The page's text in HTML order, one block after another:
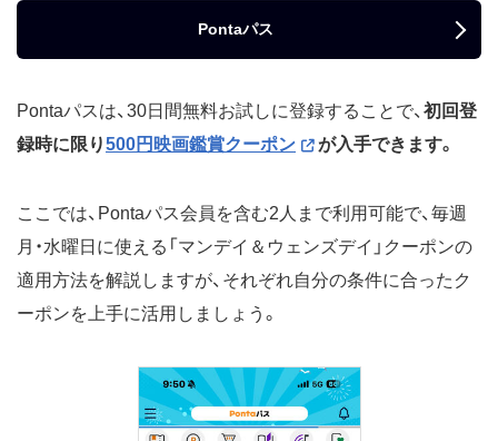
Pontaパス
Pontaパスは、30日間無料お試しに登録することで、 初回登
録時に限り500円映画鑑賞クーポン が入手できます。
ここでは、Pontaパス会員を含む2人まで利用可能で、毎週
月・水曜日に使える「マンデイ＆ウェンズデイ」クーポンの
適用方法を解説しますが、それぞれ自分の条件に合ったク
ーポンを上手に活用しましょう。